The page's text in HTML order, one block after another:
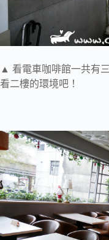
▲ 看電車咖啡館一共有
看二樓的環境吧！